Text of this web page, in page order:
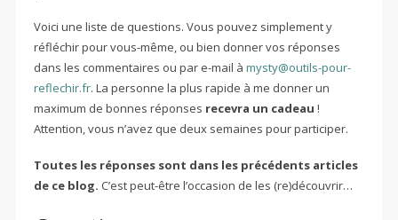
Voici une liste de questions. Vous pouvez simplement y
réfléchir pour vous-même, ou bien donner vos réponses
dans les commentaires ou par e-mail à mysty@outils-pour-
reflechir.fr. La personne la plus rapide à me donner un
maximum de bonnes réponses recevra un cadeau !
Attention, vous n’avez que deux semaines pour participer.
Toutes les réponses sont dans les précédents articles
de ce blog. C’est peut-être l’occasion de les (re)découvrir…